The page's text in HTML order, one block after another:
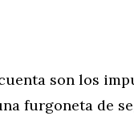
son los
furgoneta de